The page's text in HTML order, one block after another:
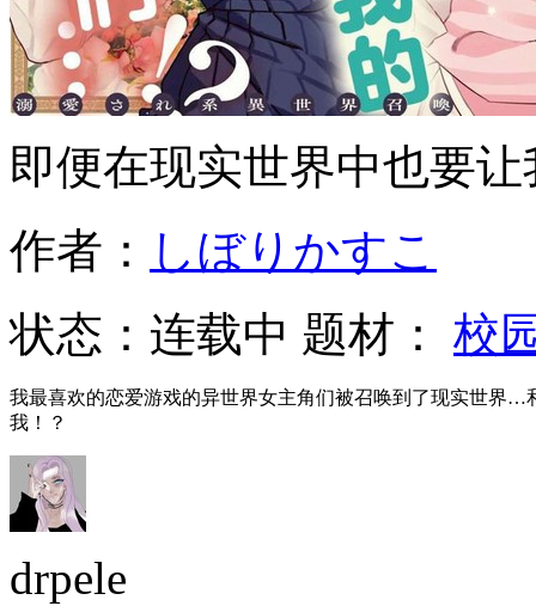
即便在现实世界中也要
作者： しぼりかすこ
状态： 连载中 题材： 校
我最喜欢的恋爱游戏的异世界女主角们被召唤到了现实世界
我！？
drpele